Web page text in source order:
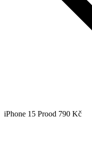
iPhone 15 Prood 790 Kč